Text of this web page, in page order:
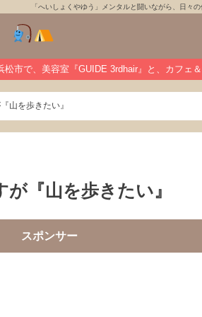
「へいしょくやゆう」メンタルと闘いながら、日々
松市で、美容室『GUIDE 3rdhair』と、カフェ
山を歩きたい』
『山を歩きたい』
スポンサー